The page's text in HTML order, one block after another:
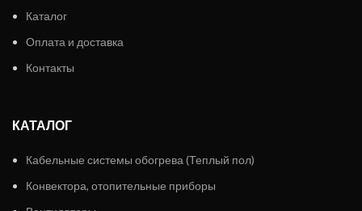
Каталог
Оплата и доставка
Контакты
КАТАЛОГ
Кабельные системы обогрева (Теплый пол)
Конвектора, отопительные приборы